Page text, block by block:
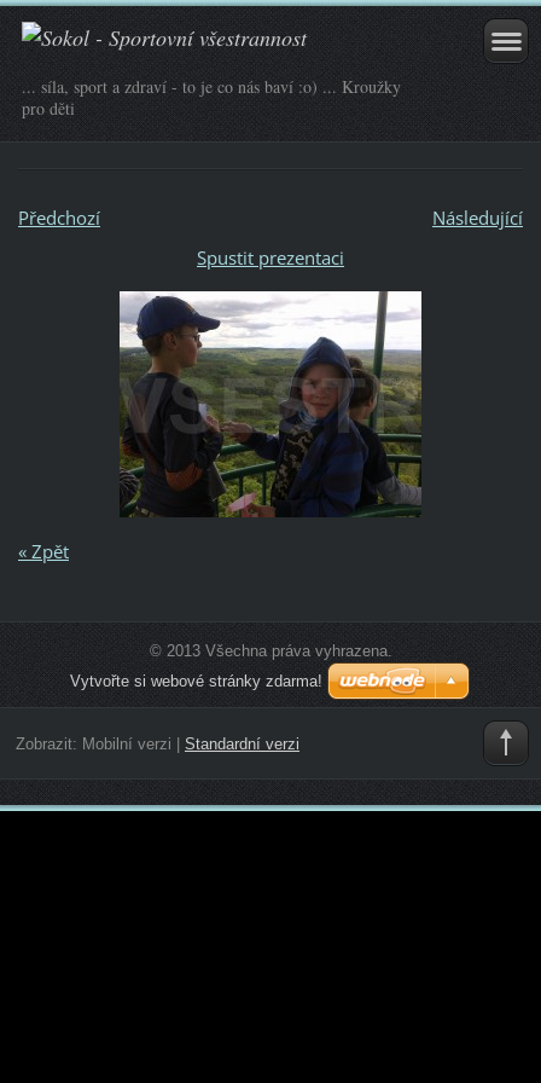
... síla, sport a zdraví - to je co nás baví :o) ... Kroužky
pro děti
Předchozí
Následující
Spustit prezentaci
« Zpět
© 2013 Všechna práva vyhrazena.
Vytvořte si webové stránky zdarma!
Zobrazit: Mobilní verzi Standardní verzi